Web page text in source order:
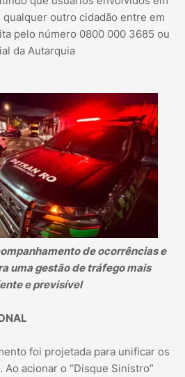
outro cidadão entre em
pelo número 0800 000 3685 ou
da Autarquia
de ocorrências e
uma gestão de tráfego mais
e previsível
foi projetada para unificar os
acionar o “Disque Sinistro”